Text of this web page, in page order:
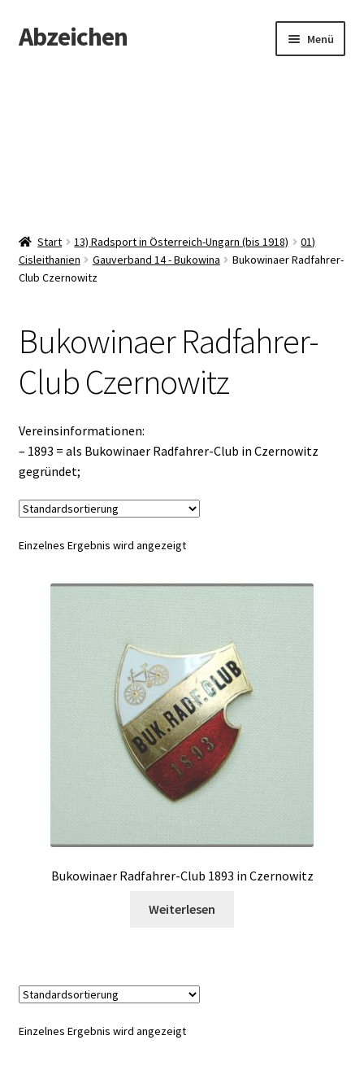
Zur
Navigation
Zum
Inhalt
Abzeichen Menü
Start 13) Radsport in Österreich-Ungarn (bis 1918)
01)
Cisleithanien
Gauverband 14 - Bukowina
Bukowinaer Radfahrer-
Club Czernowitz
Bukowinaer Radfahrer-
Club Czernowitz
Vereinsinformationen:
– 1893 = als Bukowinaer Radfahrer-Club in Czernowitz
gegründet;
Einzelnes Ergebnis wird angezeigt
Bukowinaer Radfahrer-Club 1893 in Czernowitz
Weiterlesen
Einzelnes Ergebnis wird angezeigt